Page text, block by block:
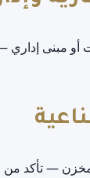
أو مبنى
— تأكد من